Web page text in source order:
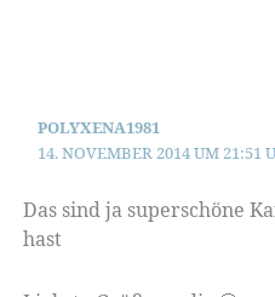
POLYXENA1981
14. NOVEMBER 2014 UM 21:51
Das sind ja superschöne
hast